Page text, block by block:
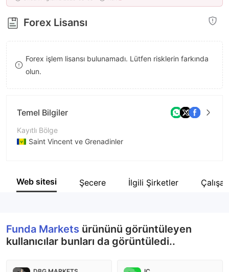
6
7
8
9
Forex Lisansı
Forex işlem lisansı bulunamadı. Lütfen risklerin farkında
olun.
Temel Bilgiler
Kayıtlı Bölge
Saint Vincent ve Grenadinler
Şirket Adı
Web sitesi Şecere İlgili Şirketler
Funda Markets ürününü görüntüleyen
kullanıcılar bunları da görüntüledi..